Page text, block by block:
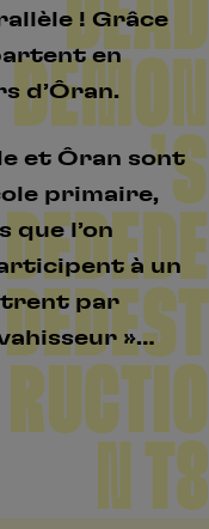
! Grâce
en
d’Ôran.
et Ôran sont
primaire,
que l’on
à un
par
»…
DEAD
DEMON
’S
DEDEDE
DEDEST
RUCTIO
N T8